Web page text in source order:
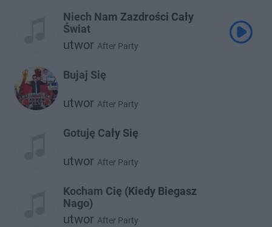
Niech Nam Zazdrości Cały
Świat
utwor After Party
Bujaj Się
utwor After Party
Gotuję Cały Się
utwor After Party
Kocham Cię (Kiedy Biegasz
Nago)
utwor After Party